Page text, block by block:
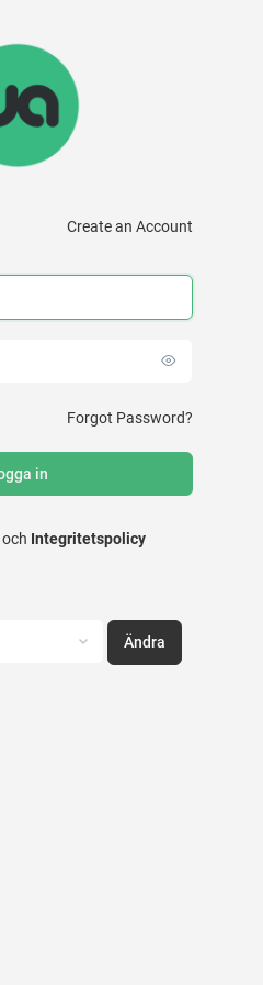
Create an Account
Forgot Password?
och Integritetspolicy